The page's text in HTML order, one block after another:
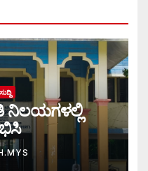
ಸುದ್ದಿ
ನಿಲಯಗಳಲ್ಲಿ